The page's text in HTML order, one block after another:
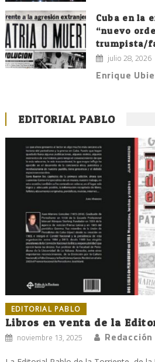
Cuba en la
“nuevo
trumpista/
julio 28, 2026
Enrique
EDITORIAL PABLO
EDITORIAL PABLO
Libros en venta de la
noviembre 13, 2025